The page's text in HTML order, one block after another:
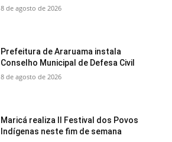
8 de agosto de 2026
Prefeitura de Araruama instala
Conselho Municipal de Defesa Civil
8 de agosto de 2026
Maricá realiza II Festival dos Povos
Indígenas neste fim de semana